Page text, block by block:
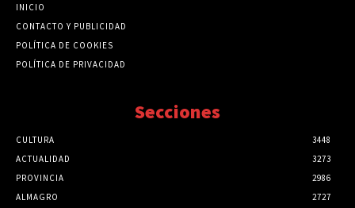
INICIO
CONTACTO Y PUBLICIDAD
POLÍTICA DE COOKIES
POLÍTICA DE PRIVACIDAD
Secciones
CULTURA
3448
ACTUALIDAD
3273
PROVINCIA
2986
ALMAGRO
2727